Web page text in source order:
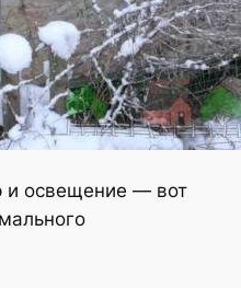
и освещение — вот